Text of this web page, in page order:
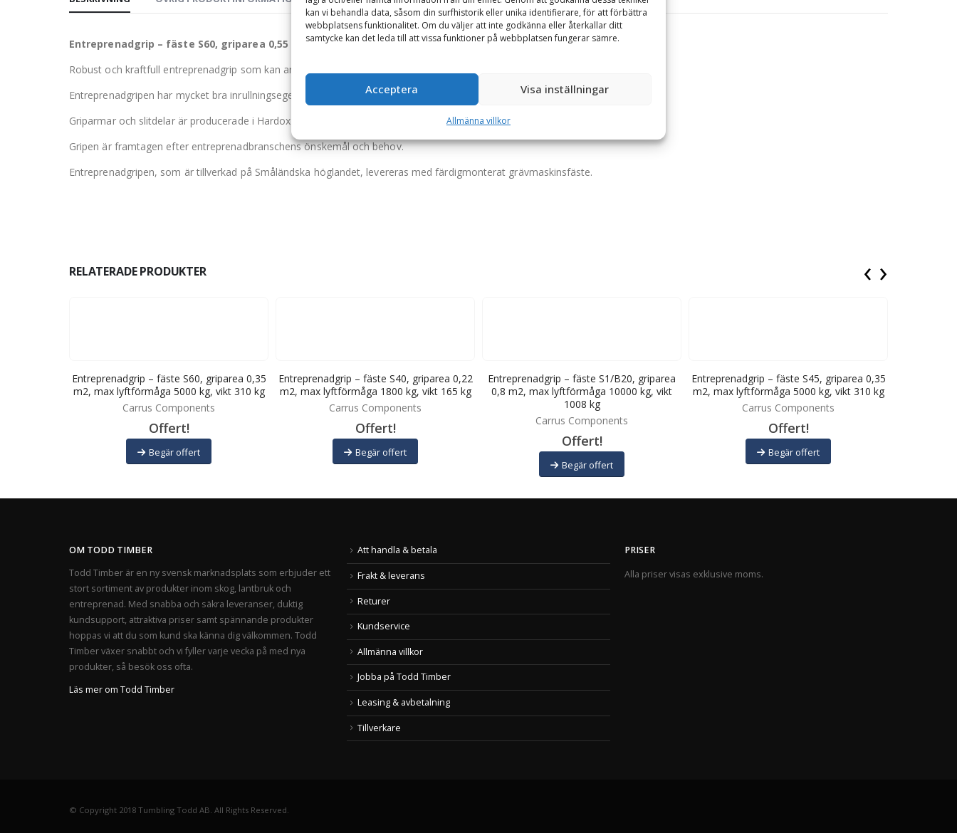
kan vi behandla data, såsom din surfhistorik eller unika identifierare, för att förbättra
webbplatsens funktionalitet. Om du väljer att inte godkänna eller återkallar ditt
samtycke kan det leda till att vissa funktioner på webbplatsen fungerar sämre.
Acceptera Visa inställningar
Allmänna villkor
Entreprenadgrip – fäste S60, griparea 0,55 m2, max lyftförmåga 10000 kg, vikt 682 kg
Robust och kraftfull entreprenadgrip som kan användas för timmerhantering, stenplockning, metallhantering m.m.
Entreprenadgripen har mycket bra inrullningsegenskaper och hög fyllnadsgrad.
Griparmar och slitdelar är producerade i Hardox 450 och tak i Domex 355.
Gripen är framtagen efter entreprenadbranschens önskemål och behov.
Entreprenadgripen, som är tillverkad på Småländska höglandet, levereras med färdigmonterat grävmaskinsfäste.
RELATERADE PRODUKTER
Entreprenadgrip – fäste S60, griparea 0,35
m2, max lyftförmåga 5000 kg, vikt 310 kg
Carrus Components
Offert!
Begär offert
Entreprenadgrip – fäste S40, griparea 0,22
m2, max lyftförmåga 1800 kg, vikt 165 kg
Carrus Components
Offert!
Begär offert
Entreprenadgrip – fäste S1/B20, griparea
0,8 m2, max lyftförmåga 10000 kg, vikt
1008 kg
Carrus Components
Offert!
Begär offert
Entreprenadgrip – fäste S45, griparea 0,35
m2, max lyftförmåga 5000 kg, vikt 310 kg
Carrus Components
Offert!
Begär offert
‹ ›
OM TODD TIMBER
Todd Timber är en ny svensk marknadsplats som erbjuder ett
stort sortiment av produkter inom skog, lantbruk och
entreprenad. Med snabba och säkra leveranser, duktig
kundsupport, attraktiva priser samt spännande produkter
hoppas vi att du som kund ska känna dig välkommen. Todd
Timber växer snabbt och vi fyller varje vecka på med nya
produkter, så besök oss ofta.
Läs mer om Todd Timber
Att handla & betala
Frakt & leverans
Returer
Kundservice
Allmänna villkor
Jobba på Todd Timber
Leasing & avbetalning
Tillverkare
PRISER
Alla priser visas exklusive moms.
© Copyright 2018 Tumbling Todd AB. All Rights Reserved.